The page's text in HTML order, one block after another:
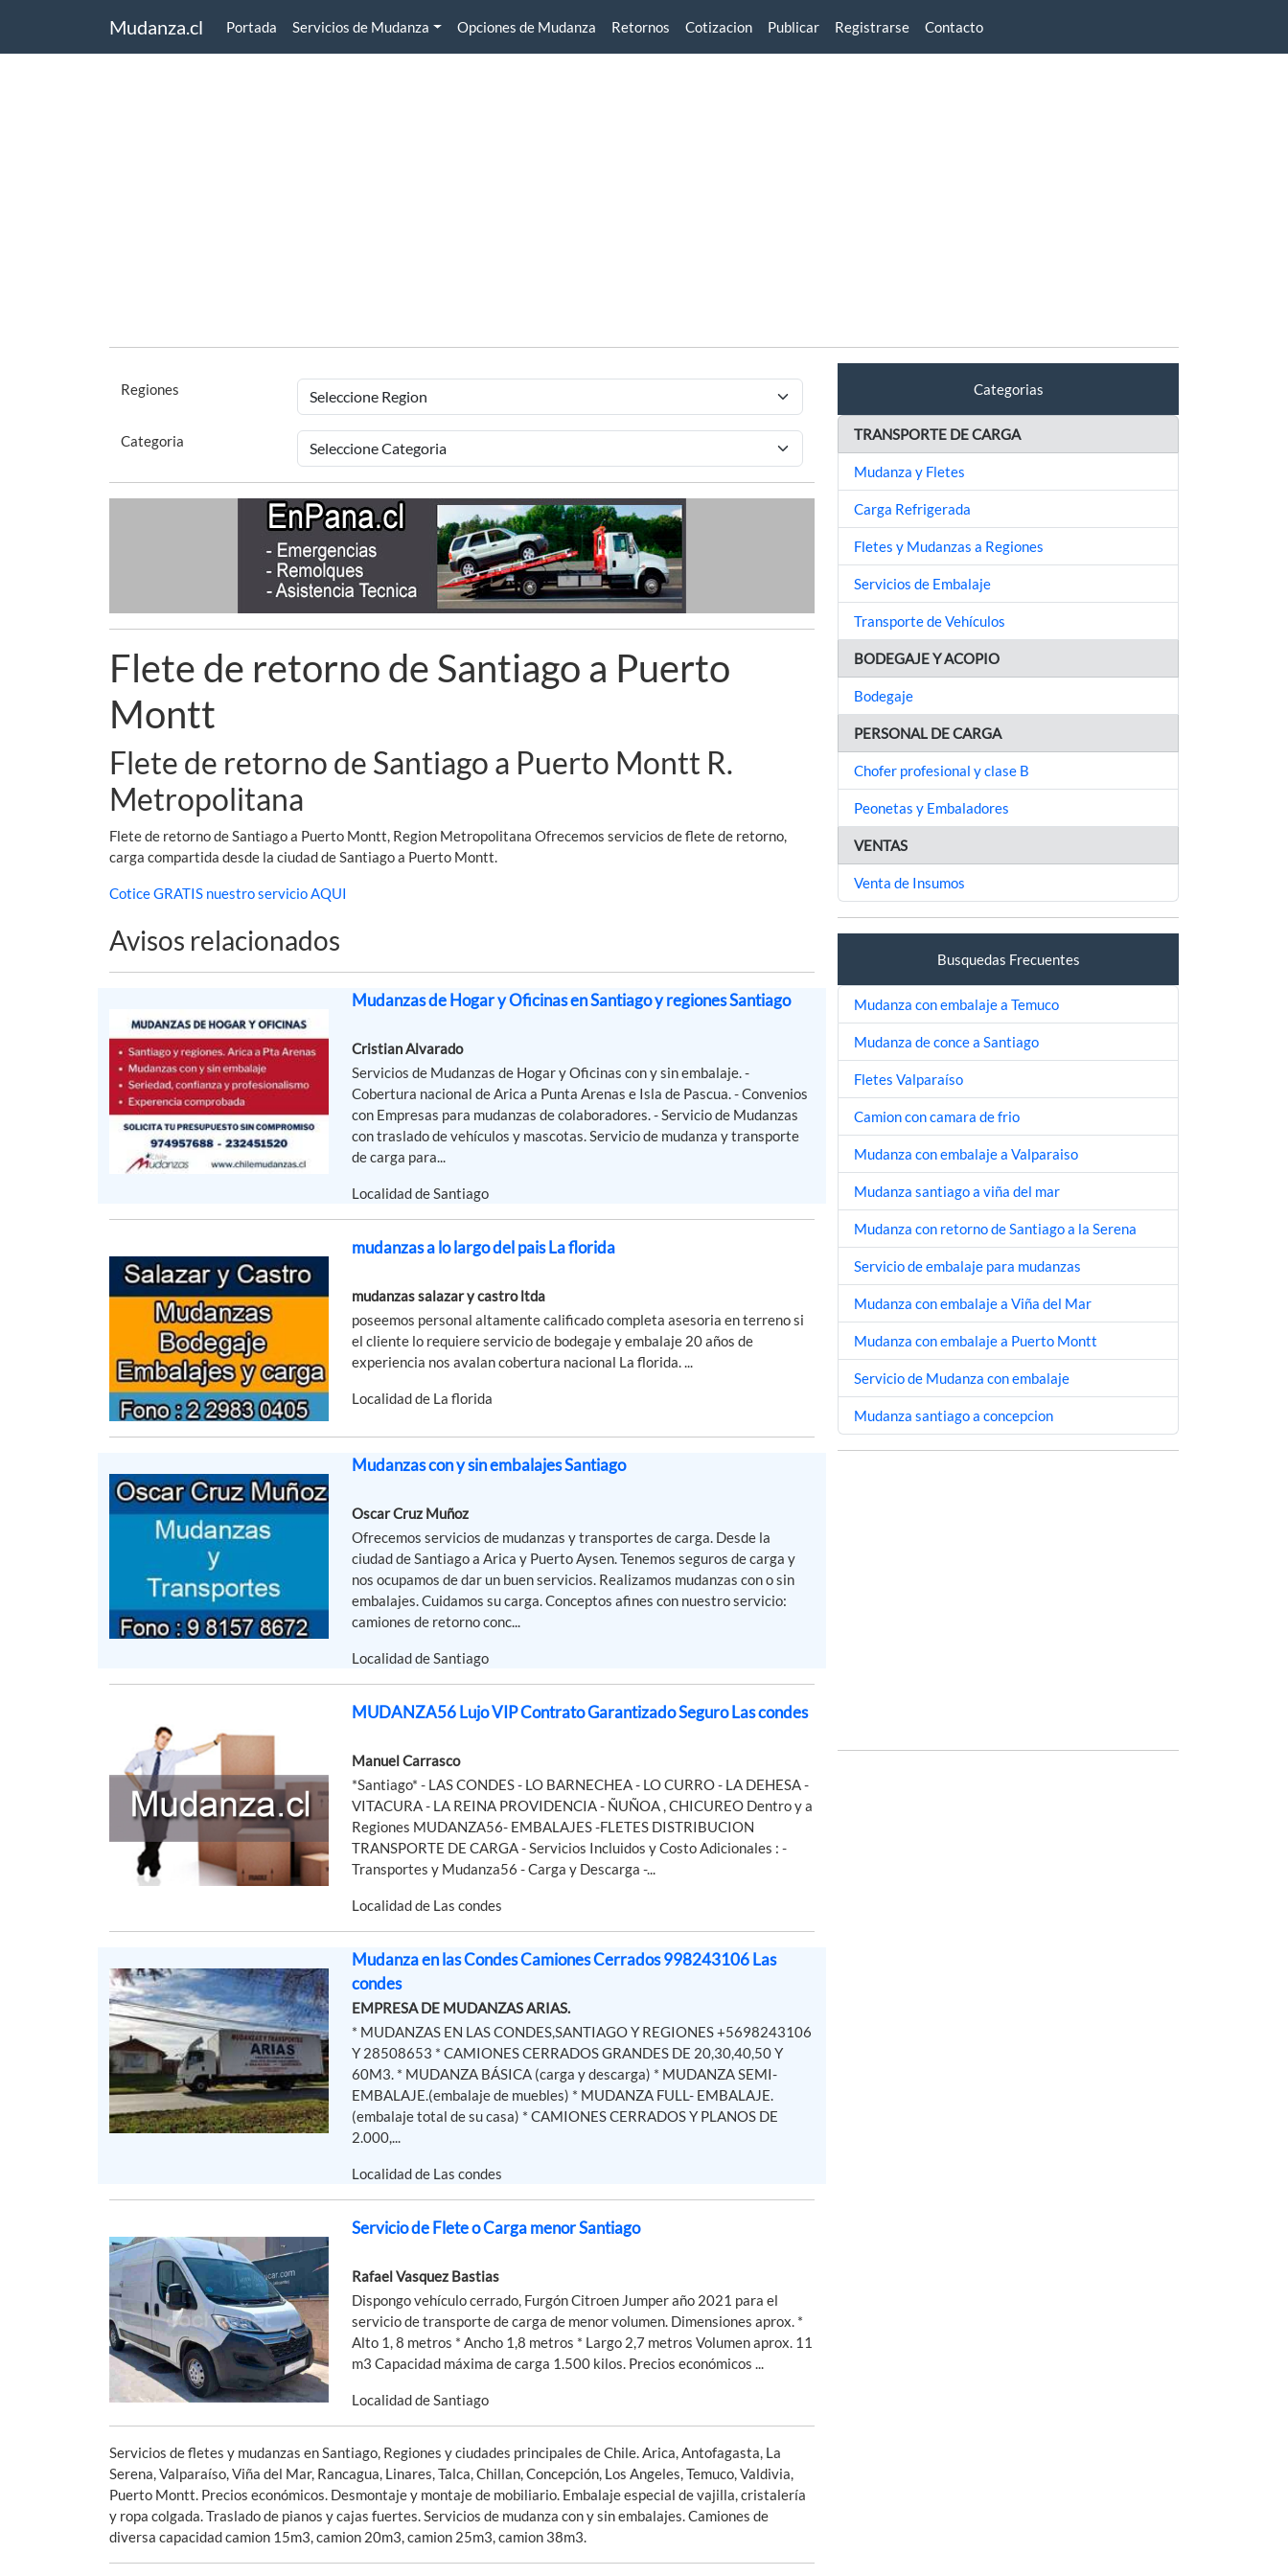
Mudanza.cl Portada Servicios de Mudanza Opciones de Mudanza Retornos Cotizacion Publicar Registrarse Contacto
Regiones
Categoria
Flete de retorno de Santiago a Puerto
Montt
Flete de retorno de Santiago a Puerto Montt R.
Metropolitana
Flete de retorno de Santiago a Puerto Montt, Region Metropolitana Ofrecemos servicios de flete de retorno,
carga compartida desde la ciudad de Santiago a Puerto Montt.
Cotice GRATIS nuestro servicio AQUI
Avisos relacionados
Mudanzas de Hogar y Oficinas en Santiago y regiones Santiago
Cristian Alvarado
Servicios de Mudanzas de Hogar y Oficinas con y sin embalaje. -
Cobertura nacional de Arica a Punta Arenas e Isla de Pascua. - Convenios
con Empresas para mudanzas de colaboradores. - Servicio de Mudanzas
con traslado de vehículos y mascotas. Servicio de mudanza y transporte
de carga para...
Localidad de Santiago
mudanzas a lo largo del pais La florida
mudanzas salazar y castro ltda
poseemos personal altamente calificado completa asesoria en terreno si
el cliente lo requiere servicio de bodegaje y embalaje 20 años de
experiencia nos avalan cobertura nacional La florida. ...
Localidad de La florida
Mudanzas con y sin embalajes Santiago
Oscar Cruz Muñoz
Ofrecemos servicios de mudanzas y transportes de carga. Desde la
ciudad de Santiago a Arica y Puerto Aysen. Tenemos seguros de carga y
nos ocupamos de dar un buen servicios. Realizamos mudanzas con o sin
embalajes. Cuidamos su carga. Conceptos afines con nuestro servicio:
camiones de retorno conc...
Localidad de Santiago
MUDANZA56 Lujo VIP Contrato Garantizado Seguro Las condes
Manuel Carrasco
*Santiago* - LAS CONDES - LO BARNECHEA - LO CURRO - LA DEHESA -
VITACURA - LA REINA PROVIDENCIA - ÑUÑOA , CHICUREO Dentro y a
Regiones MUDANZA56- EMBALAJES -FLETES DISTRIBUCION
TRANSPORTE DE CARGA - Servicios Incluidos y Costo Adicionales : -
Transportes y Mudanza56 - Carga y Descarga -...
Localidad de Las condes
Mudanza en las Condes Camiones Cerrados 998243106 Las
condes
EMPRESA DE MUDANZAS ARIAS.
* MUDANZAS EN LAS CONDES,SANTIAGO Y REGIONES +5698243106
Y 28508653 * CAMIONES CERRADOS GRANDES DE 20,30,40,50 Y
60M3. * MUDANZA BÁSICA (carga y descarga) * MUDANZA SEMI-
EMBALAJE.(embalaje de muebles) * MUDANZA FULL- EMBALAJE.
(embalaje total de su casa) * CAMIONES CERRADOS Y PLANOS DE
2.000,...
Localidad de Las condes
Servicio de Flete o Carga menor Santiago
Rafael Vasquez Bastias
Dispongo vehículo cerrado, Furgón Citroen Jumper año 2021 para el
servicio de transporte de carga de menor volumen. Dimensiones aprox. *
Alto 1, 8 metros * Ancho 1,8 metros * Largo 2,7 metros Volumen aprox. 11
m3 Capacidad máxima de carga 1.500 kilos. Precios económicos ...
Localidad de Santiago
Servicios de fletes y mudanzas en Santiago, Regiones y ciudades principales de Chile. Arica, Antofagasta, La
Serena, Valparaíso, Viña del Mar, Rancagua, Linares, Talca, Chillan, Concepción, Los Angeles, Temuco, Valdivia,
Puerto Montt. Precios económicos. Desmontaje y montaje de mobiliario. Embalaje especial de vajilla, cristalería
y ropa colgada. Traslado de pianos y cajas fuertes. Servicios de mudanza con y sin embalajes. Camiones de
diversa capacidad camion 15m3, camion 20m3, camion 25m3, camion 38m3.
Categorias
TRANSPORTE DE CARGA
Mudanza y Fletes
Carga Refrigerada
Fletes y Mudanzas a Regiones
Servicios de Embalaje
Transporte de Vehículos
BODEGAJE Y ACOPIO
Bodegaje
PERSONAL DE CARGA
Chofer profesional y clase B
Peonetas y Embaladores
VENTAS
Venta de Insumos
Busquedas Frecuentes
Mudanza con embalaje a Temuco
Mudanza de conce a Santiago
Fletes Valparaíso
Camion con camara de frio
Mudanza con embalaje a Valparaiso
Mudanza santiago a viña del mar
Mudanza con retorno de Santiago a la Serena
Servicio de embalaje para mudanzas
Mudanza con embalaje a Viña del Mar
Mudanza con embalaje a Puerto Montt
Servicio de Mudanza con embalaje
Mudanza santiago a concepcion